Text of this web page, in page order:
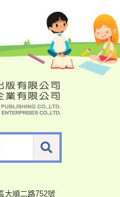
大順二路752號